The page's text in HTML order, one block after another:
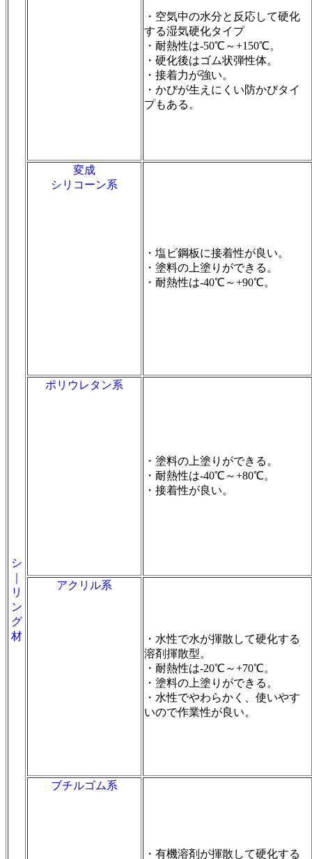
シ
リ
ン
グ
材
・空気中の水分と反応して硬化
する湿気硬化タイプ
・耐熱性は-50℃～+150℃。
・硬化後はゴム状弾性体。
・接着力が強い。
・かびが生えにくい防かびタイ
プもある。
変成
シリコーン系
・塩ビ鋼板に接着性が良い。
・塗料の上塗りができる。
・耐熱性は-40℃～+90℃。
ポリウレタン系
・塗料の上塗りができる。
・耐熱性は-40℃～+80℃。
・接着性が良い。
アクリル系
・水性で水が揮散して硬化する
溶剤揮散型。
・耐熱性は-20℃～+70℃。
・塗料の上塗りができる。
・水性でやわらかく、使いやす
いので作業性が良い。
ブチルゴム系
・有機溶剤が揮散して硬化する